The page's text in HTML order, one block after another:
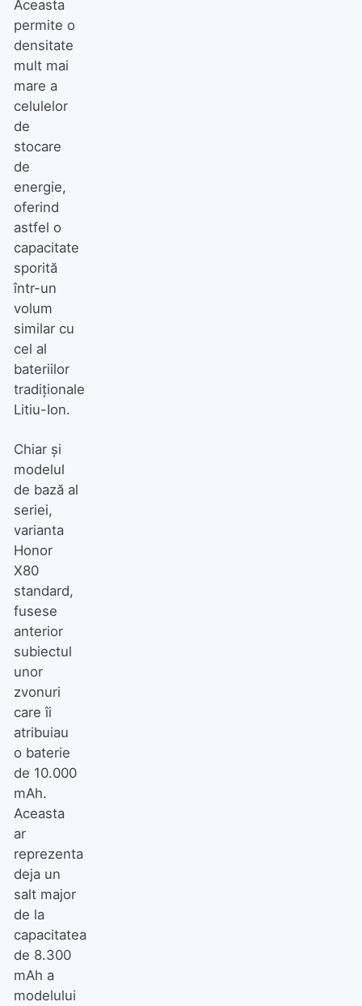
Aceasta
permite o
densitate
mult mai
mare a
celulelor
de
stocare
de
energie,
oferind
astfel o
capacitate
sporită
într-un
volum
similar cu
cel al
bateriilor
tradiționale
Litiu-Ion.
Chiar și
modelul
de bază al
seriei,
varianta
Honor
X80
standard,
fusese
anterior
subiectul
unor
zvonuri
care îi
atribuiau
o baterie
de 10.000
mAh.
Aceasta
ar
reprezenta
deja un
salt major
de la
capacitatea
de 8.300
mAh a
modelului